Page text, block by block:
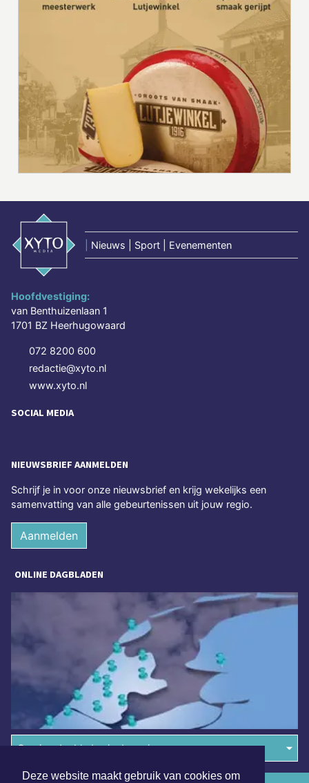
Deze website maakt gebruik van cookies om
Nieuws | Sport | Evenementen
Hoofdvestiging:
van Benthuizenlaan 1
1701 BZ Heerhugowaard
072 8200 600
redactie@xyto.nl
www.xyto.nl
SOCIAL MEDIA
NIEUWSBRIEF AANMELDEN
Schrijf je in voor onze nieuwsbrief en krijg wekelijks een
samenvatting van alle gebeurtenissen uit jouw regio.
Aanmelden
ONLINE DAGBLADEN
Overige dagbladen in de regio